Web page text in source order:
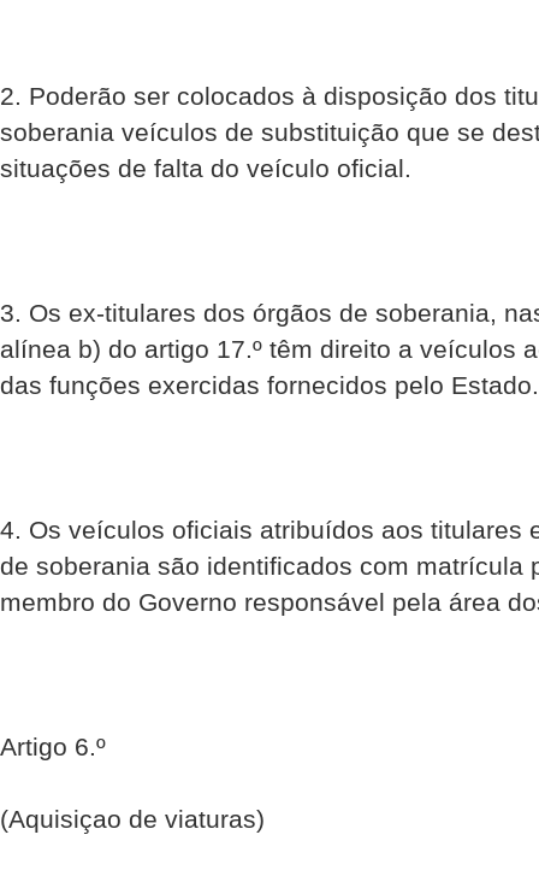
2. Poderão ser colocados à disposição dos
soberania veículos de substituição que se
situações de falta do veículo oficial.
3. Os ex-titulares dos órgãos de soberania,
alínea b) do artigo 17.º têm direito a veículos
das funções exercidas fornecidos pelo Estado.
4. Os veículos oficiais atribuídos aos titulares
de soberania são identificados com matrícula
membro do Governo responsável pela área
Artigo 6.º
(Aquisiçao de viaturas)